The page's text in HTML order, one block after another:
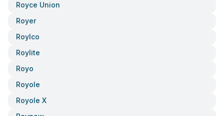
Royce Union
Royer
Roylco
Roylite
Royo
Royole
Royole X